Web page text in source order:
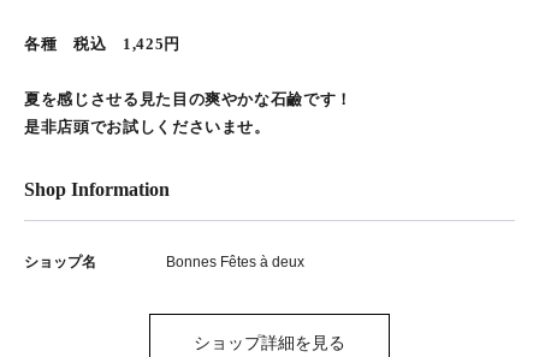
各種 税込 1,425円
夏を感じさせる見た目の爽やかな石鹼です！
是非店頭でお試しくださいませ。
Shop Information
ショップ名 Bonnes Fêtes à deux
ショップ詳細を見る